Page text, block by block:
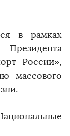
в рамках
России»,
массового